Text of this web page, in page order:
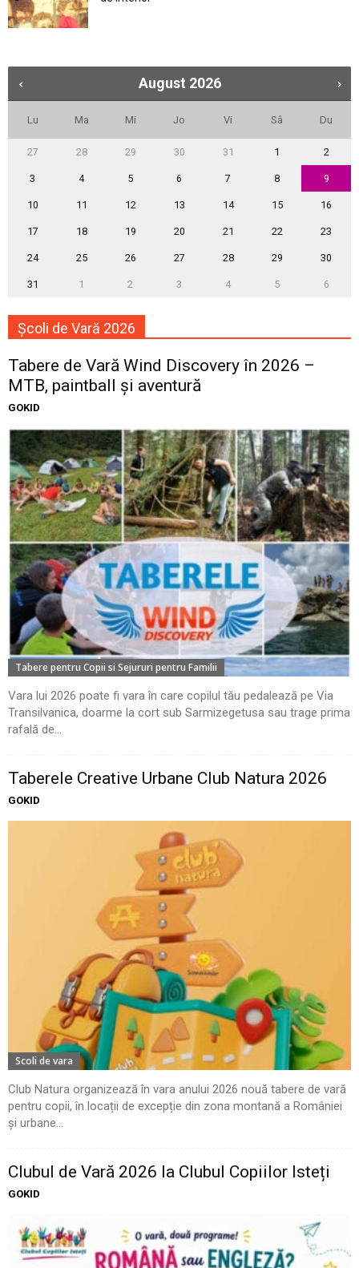
August 2026
Lu Ma Mi Jo Vi Sâ Du
27 28 29 30 31 1 2
3 4 5 6 7 8 9
10 11 12 13 14 15 16
17 18 19 20 21 22 23
24 25 26 27 28 29 30
31 1 2 3 4 5 6
Școli de Vară 2026
Tabere de Vară Wind Discovery în 2026 –
MTB, paintball și aventură
GOKID
Tabere pentru Copii si Sejururi pentru Familii
Vara lui 2026 poate fi vara în care copilul tău pedalează pe Via
Transilvanica, doarme la cort sub Sarmizegetusa sau trage prima
rafală de...
Taberele Creative Urbane Club Natura 2026
GOKID
Scoli de vara
Club Natura organizează în vara anului 2026 nouă tabere de vară
pentru copii, în locații de excepție din zona montană a României
și urbane...
Clubul de Vară 2026 la Clubul Copiilor Isteți
GOKID